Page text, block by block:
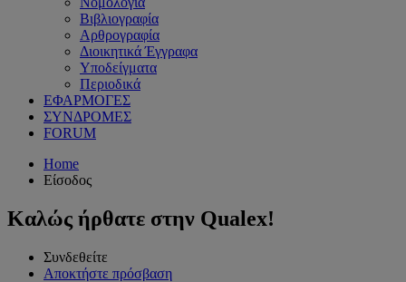
Βιβλιογραφία
Αρθρογραφία
Διοικητικά Έγγραφα
Υποδείγματα
Περιοδικά
ΕΦΑΡΜΟΓΕΣ
ΣΥΝΔΡΟΜΕΣ
FORUM
Home
Είσοδος
Καλώς ήρθατε στην Qualex!
Συνδεθείτε
Αποκτήστε πρόσβαση